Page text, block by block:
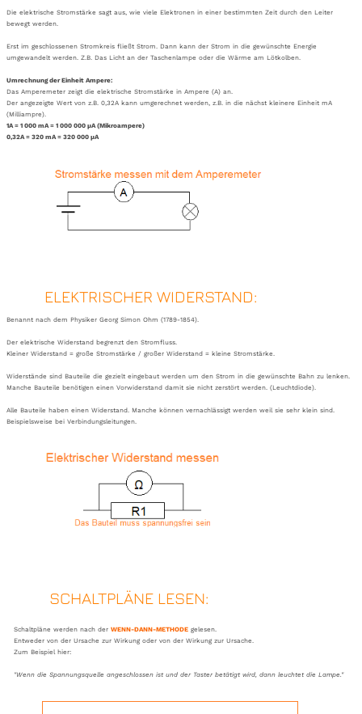
Die elektrische Stromstärke sagt aus, wie viele Elektronen in einer bestimmten Zeit durch den Leiter
bewegt werden.
Erst im geschlossenen Stromkreis fließt Strom. Dann kann der Strom in die gewünschte Energie
umgewandelt werden. Z.B. Das Licht an der Taschenlampe oder die Wärme am Lötkolben.
Umrechnung der Einheit Ampere:
Das Amperemeter zeigt die elektrische Stromstärke in Ampere (A) an.
Der angezeigte Wert von z.B. 0,32A kann umgerechnet werden, z.B. in die nächst kleinere Einheit mA
(Milliampre).
1A = 1 000 mA = 1 000 000 μA (Mikroampere)
0,32A = 320 mA = 320 000 μA
ELEKTRISCHER WIDERSTAND:
Benannt nach dem Physiker Georg Simon Ohm (1789-1854).
Der elektrische Widerstand begrenzt den Stromfluss.
Kleiner Widerstand = große Stromstärke / großer Widerstand = kleine Stromstärke.
Widerstände sind Bauteile die gezielt eingebaut werden um den Strom in die gewünschte Bahn zu lenken.
Manche Bauteile benötigen einen Vorwiderstand damit sie nicht zerstört werden. (Leuchtdiode).
Alle Bauteile haben einen Widerstand. Manche können vernachlässigt werden weil sie sehr klein sind.
Beispielsweise bei Verbindungsleitungen.
SCHALTPLÄNE LESEN:
Schaltpläne werden nach der WENN-DANN-METHODEgelesen.
Entweder von der Ursache zur Wirkung oder von der Wirkung zur Ursache.
Zum Beispiel hier:
"Wenn die Spannungsquelle angeschlossen ist und der Taster betätigt wird, dann leuchtet die Lampe."